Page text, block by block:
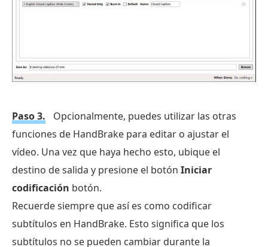
Paso 3.
Opcionalmente, puedes utilizar las otras
funciones de HandBrake para editar o ajustar el
vídeo. Una vez que haya hecho esto, ubique el
destino de salida y presione el botón Iniciar
codificación botón.
Recuerde siempre que así es como codificar
subtítulos en HandBrake. Esto significa que los
subtítulos no se pueden cambiar durante la